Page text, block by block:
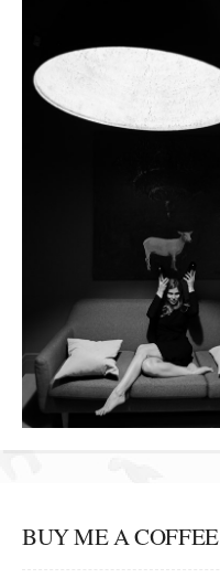
BUY ME A COFFEE